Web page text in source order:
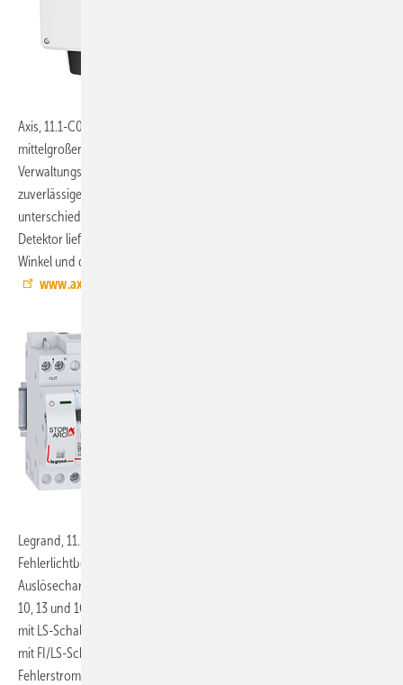
Axis, 11.1-C07:
mittelgroßen industriellen Installationen in Kameras und in Video-
Verwaltungssysteme integriert werden. Die Radartechnik kommt zur
zuverlässigen Bereichserfassung beweglicher Objekte bei
unterschiedlichen Licht- und Wetterverhältnissen zum Einsatz. Der
Detektor liefert Informationen über die Position, Geschwindigkeit, den
Winkel und die Größe eines beweglichen Objekts in Echtzeit.
www.axis.com
Legrand, 11.1-B86:
Fehlerlichtbogen-Schutzeinrichtungen (AFDD) mit
Auslösecharakteristik B und C, einem Bemessungsstrombereich von
10, 13 und 16 A sowie 20 A für Auslösecharakteristik C. Die Variante
mit LS-Schalter vereint Leitungsschutzschalter und AFDD. Die Variante
mit FI/LS-Schalter beinhaltet zusätzlich noch einen
Fehlerstromschutzschalter (Fehlerstromtyp A, 30 mA).